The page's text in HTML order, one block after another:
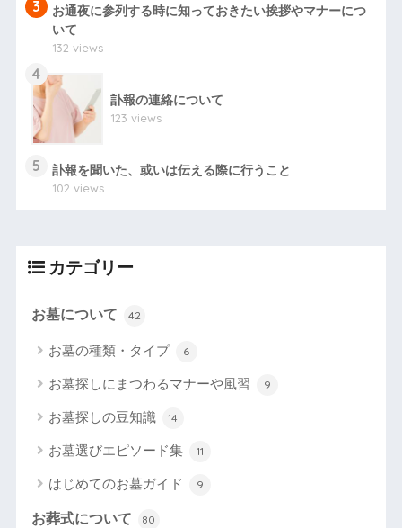
3
お通夜に参列する時に知っておきたい挨拶やマナーにつ
いて
132 views
4
訃報の連絡について
123 views
5
訃報を聞いた、或いは伝える際に行うこと
102 views
カテゴリー
お墓について 42
お墓の種類・タイプ 6
お墓探しにまつわるマナーや風習 9
お墓探しの豆知識 14
お墓選びエピソード集 11
はじめてのお墓ガイド 9
お葬式について 80